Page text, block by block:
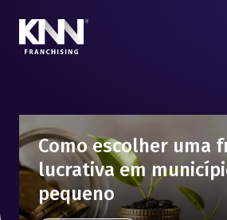
Como escolher uma
lucrativa em
pequeno